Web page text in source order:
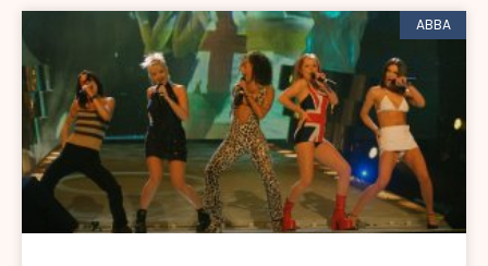
ABBA